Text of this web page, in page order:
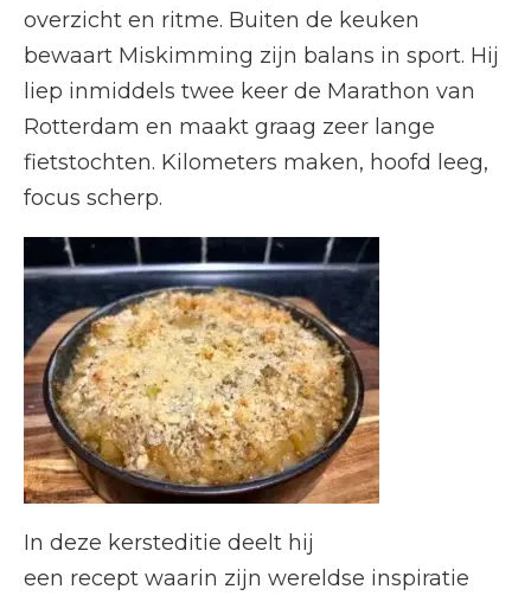
overzicht en ritme. Buiten de keuken
bewaart Miskimming zijn balans in sport. Hij
liep inmiddels twee keer de Marathon van
Rotterdam en maakt graag zeer lange
fietstochten. Kilometers maken, hoofd leeg,
focus scherp.
In deze kersteditie deelt hij
een recept waarin zijn wereldse inspiratie